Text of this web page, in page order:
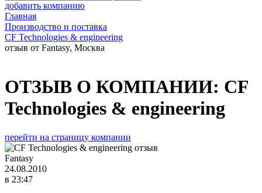
добавить компанию
Главная
Производство и поставка
CF Technologies & engineering
отзыв от Fantasy, Москва
ОТЗЫВ О КОМПАНИИ: CF
Technologies & engineering
перейти на страницу компании
Fantasy
24.08.2010
в 23:47